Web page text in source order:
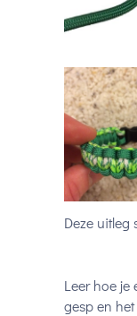
Deze uitleg
Leer hoe je
gesp en